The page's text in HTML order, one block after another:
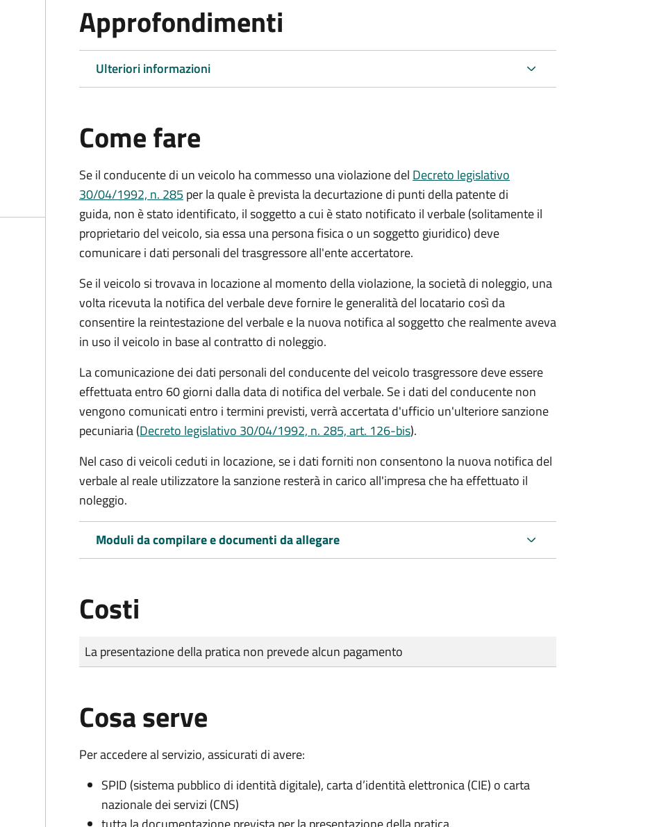
Approfondimenti
Ulteriori informazioni
Come fare
Se il conducente di un veicolo ha commesso una violazione del Decreto legislativo
30/04/1992, n. 285 per la quale è prevista la decurtazione di punti della patente di
guida, non è stato identificato, il soggetto a cui è stato notificato il verbale (solitamente il
proprietario del veicolo, sia essa una persona fisica o un soggetto giuridico) deve
comunicare i dati personali del trasgressore all'ente accertatore.
Se il veicolo si trovava in locazione al momento della violazione, la società di noleggio, una
volta ricevuta la notifica del verbale deve fornire le generalità del locatario così da
consentire la reintestazione del verbale e la nuova notifica al soggetto che realmente aveva
in uso il veicolo in base al contratto di noleggio.
La comunicazione dei dati personali del conducente del veicolo trasgressore deve essere
effettuata entro 60 giorni dalla data di notifica del verbale. Se i dati del conducente non
vengono comunicati entro i termini previsti, verrà accertata d'ufficio un'ulteriore sanzione
pecuniaria (Decreto legislativo 30/04/1992, n. 285, art. 126-bis).
Nel caso di veicoli ceduti in locazione, se i dati forniti non consentono la nuova notifica del
verbale al reale utilizzatore la sanzione resterà in carico all'impresa che ha effettuato il
noleggio.
Moduli da compilare e documenti da allegare
Costi
Tipo di pagamento
Importo
La presentazione della pratica non prevede alcun pagamento
Cosa serve
Per accedere al servizio, assicurati di avere:
SPID (sistema pubblico di identità digitale), carta d’identità elettronica (CIE) o carta
nazionale dei servizi (CNS)